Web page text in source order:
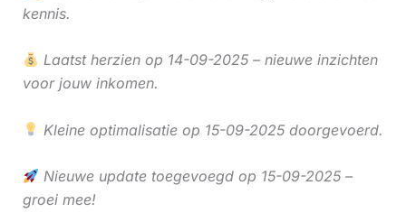
kennis.
Laatst herzien op 14-09-2025 – nieuwe inzichten
voor jouw inkomen.
Kleine optimalisatie op 15-09-2025 doorgevoerd.
Nieuwe update toegevoegd op 15-09-2025 –
groei mee!